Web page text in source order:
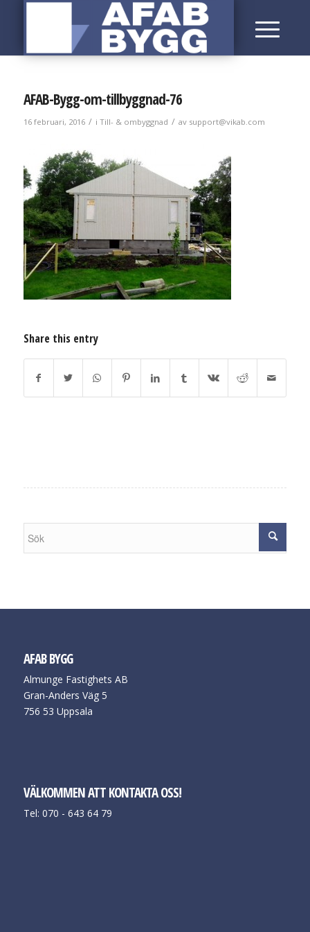
AFAB-Bygg-om-tillbyggnad-76
16 februari, 2016 / i Till- & ombyggnad / av support@vikab.com
Share this entry
AFAB BYGG
Almunge Fastighets AB
Gran-Anders Väg 5
756 53 Uppsala
VÄLKOMMEN ATT KONTAKTA OSS!
Tel: 070 - 643 64 79